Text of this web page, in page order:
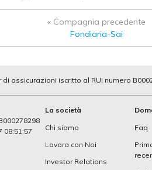
« Compagnia precedente
Fondiaria-Sai
di assicurazioni iscritto al RUI numero
La società
Chi siamo
Lavora con Noi
Investor Relations
Faq
08:51:57